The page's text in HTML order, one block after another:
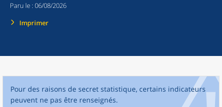
Paru le : 06/08/2026
Imprimer
Pour des raisons de secret statistique, certains indicateurs
peuvent ne pas être renseignés.